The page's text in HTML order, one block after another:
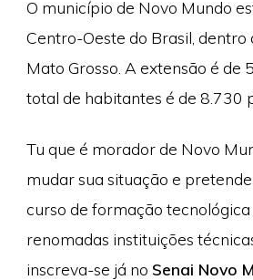
O município de Novo Mundo
Centro-Oeste do Brasil, dentro
Mato Grosso. A extensão é de
total de habitantes é de 8.730
Tu que é morador de Novo
mudar sua situação e
curso de formação
renomadas instituições
inscreva-se já no Senai Novo